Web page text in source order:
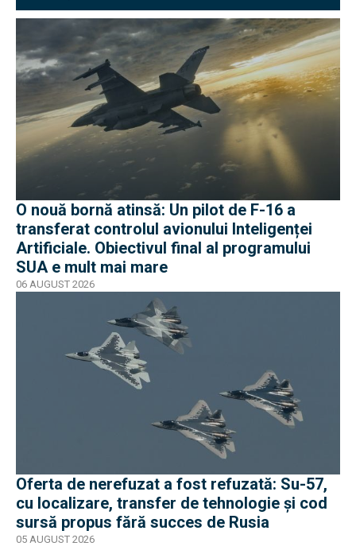
O nouă bornă atinsă: Un pilot de F-16 a
transferat controlul avionului Inteligenței
Artificiale. Obiectivul final al programului
SUA e mult mai mare
06 AUGUST 2026
Oferta de nerefuzat a fost refuzată: Su-57,
cu localizare, transfer de tehnologie și cod
sursă propus fără succes de Rusia
05 AUGUST 2026